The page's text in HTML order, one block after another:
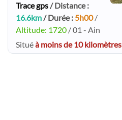
Trace gps/ Distance :
16.6km/ Durée : 5h00/
Altitude: 1720 / 01 - Ain
Situéà moins de 10 kilomètres